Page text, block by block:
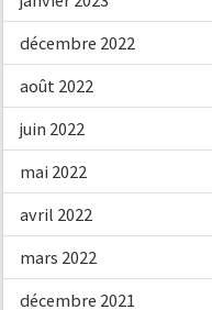
décembre 2022
août 2022
juin 2022
mai 2022
avril 2022
mars 2022
décembre 2021